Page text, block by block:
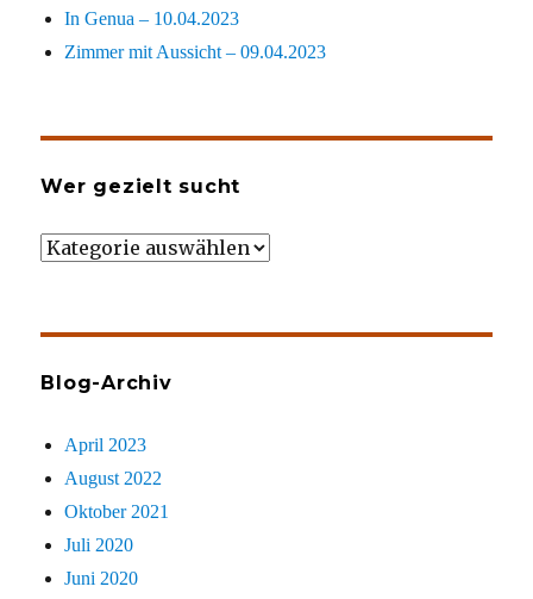
In Genua – 10.04.2023
Zimmer mit Aussicht – 09.04.2023
Wer gezielt sucht
Wer
Blog-Archiv
April 2023
August 2022
Oktober 2021
Juli 2020
Juni 2020